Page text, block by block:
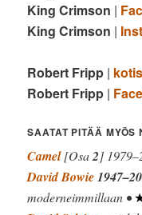
King Crimson |
King Crimson |
Robert Fripp |
Robert Fripp |
SAATAT PITÄÄ MYÖS
Camel[Osa2]
David Bowie
moderneimmillaan •